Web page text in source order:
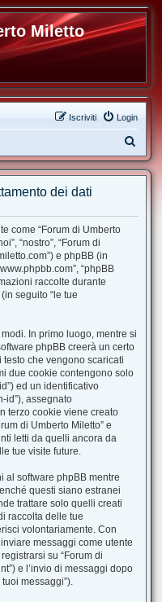
Miletto
Login
Iscriviti
e
a
dei dati
come “Forum di Umberto
“nostro”, “Forum di
e phpBB (in
“phpBB
raccolte durante
seguito “le tue
In primo luogo, mentre si
phpBB creerà un certo
che vengono scaricati
due cookie contengono solo
ed un identificativo
id”), assegnato
terzo cookie viene creato
di Umberto Miletto” e
letti da quelli ancora da
tue visite future.
al software phpBB mentre
questi siano estranei
trattare solo quelli creati
raccolta delle tue
volontariamente. Con
messaggi come utente
su “Forum di
e l’invio di messaggi dopo
messaggi”).